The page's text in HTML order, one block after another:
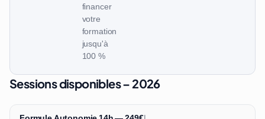
financer
votre
formation
jusqu'à
100 %
Sessions disponibles – 2026